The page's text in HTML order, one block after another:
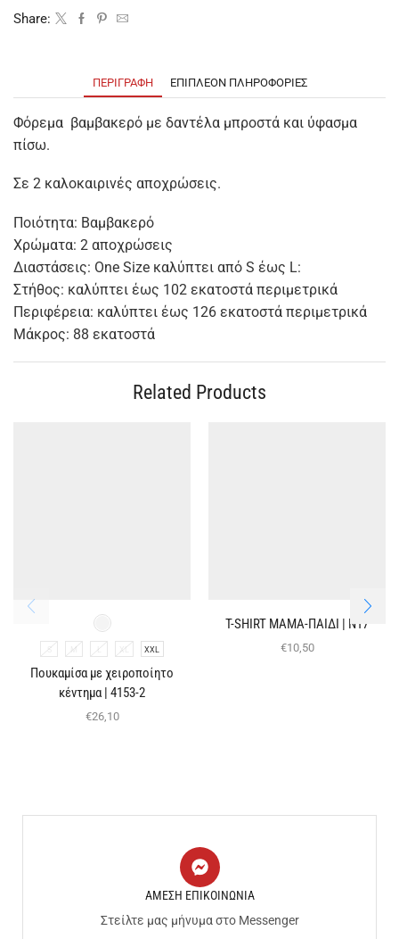
Share:
ΠΕΡΙΓΡΑΦΉ ΕΠΙΠΛΈΟΝ ΠΛΗΡΟΦΟΡΊΕΣ
Φόρεμα βαμβακερό με δαντέλα μπροστά και ύφασμα
πίσω.
Σε 2 καλοκαιρινές αποχρώσεις.
Ποιότητα: Βαμβακερό
Χρώματα: 2 αποχρώσεις
Διαστάσεις: One Size καλύπτει από S έως L:
Στήθος: καλύπτει έως 102 εκατοστά περιμετρικά
Περιφέρεια: καλύπτει έως 126 εκατοστά περιμετρικά
Μάκρος: 88 εκατοστά
Related Products
S M L XL XXL
Πουκαμίσα με χειροποίητο
κέντημα | 4153-2
€26,10
T-SHIRT ΜΑΜΑ-ΠΑΙΔΙ | Ν17
€10,50
ΑΜΕΣΗ ΕΠΙΚΟΙΝΩΝΙΑ
Στείλτε μας μήνυμα στο Messenger